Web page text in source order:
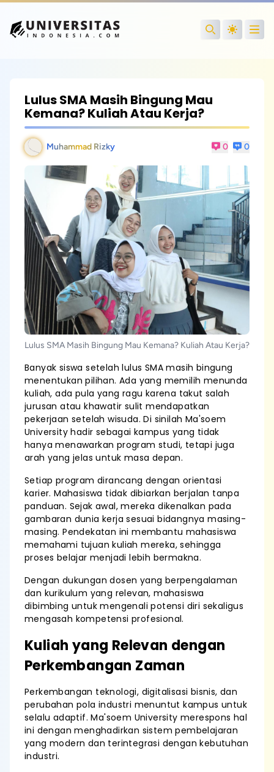
Search
Lulus SMA Masih Bingung Mau
Kemana? Kuliah Atau Kerja?
Muhammad Rizky 0 0
Lulus SMA Masih Bingung Mau Kemana? Kuliah Atau Kerja?
Banyak siswa setelah lulus SMA masih bingung
menentukan pilihan. Ada yang memilih menunda
kuliah, ada pula yang ragu karena takut salah
jurusan atau khawatir sulit mendapatkan
pekerjaan setelah wisuda. Di sinilah Ma'soem
University hadir sebagai kampus yang tidak
hanya menawarkan program studi, tetapi juga
arah yang jelas untuk masa depan.
Setiap program dirancang dengan orientasi
karier. Mahasiswa tidak dibiarkan berjalan tanpa
panduan. Sejak awal, mereka dikenalkan pada
gambaran dunia kerja sesuai bidangnya masing-
masing. Pendekatan ini membantu mahasiswa
memahami tujuan kuliah mereka, sehingga
proses belajar menjadi lebih bermakna.
Dengan dukungan dosen yang berpengalaman
dan kurikulum yang relevan, mahasiswa
dibimbing untuk mengenali potensi diri sekaligus
mengasah kompetensi profesional.
Kuliah yang Relevan dengan
Perkembangan Zaman
Perkembangan teknologi, digitalisasi bisnis, dan
perubahan pola industri menuntut kampus untuk
selalu adaptif. Ma'soem University merespons hal
ini dengan menghadirkan sistem pembelajaran
yang modern dan terintegrasi dengan kebutuhan
industri.